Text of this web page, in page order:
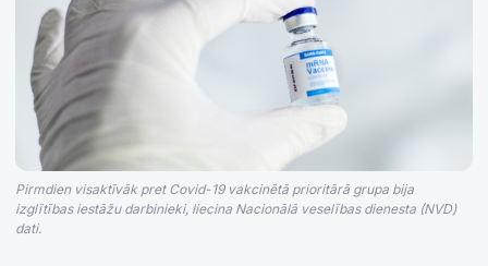
Pirmdien visaktīvāk pret Covid-19 vakcinētā prioritārā grupa bija
izglītības iestāžu darbinieki, liecina Nacionālā veselības dienesta (NVD)
dati.